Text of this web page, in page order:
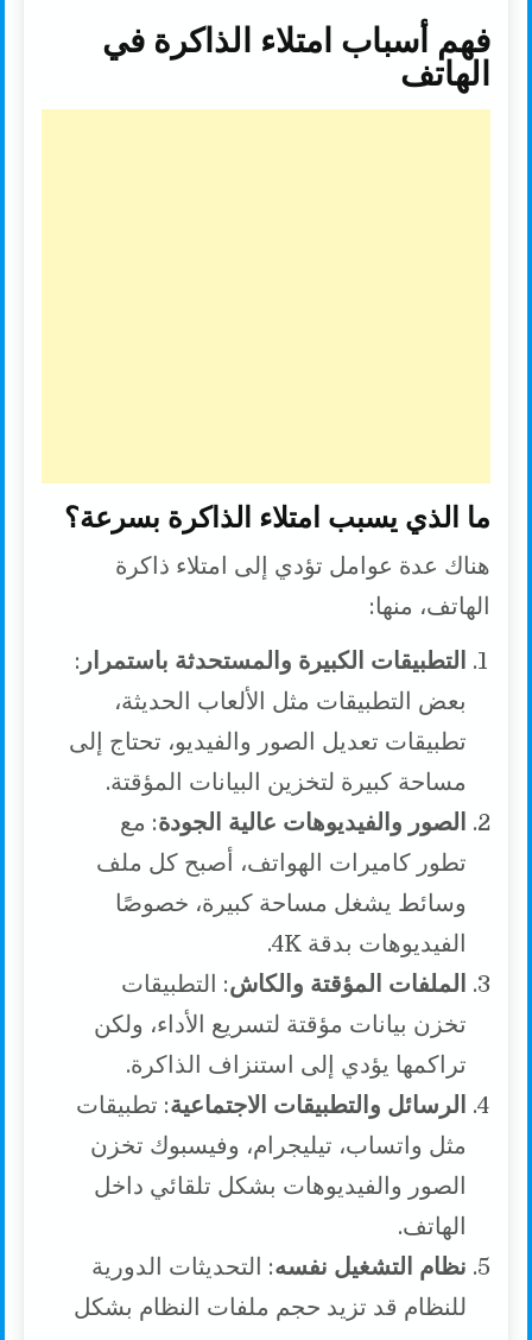
فهم أسباب امتلاء الذاكرة في
الهاتف
ما الذي يسبب امتلاء الذاكرة بسرعة؟
هناك عدة عوامل تؤدي إلى امتلاء ذاكرة
الهاتف، منها:
التطبيقات الكبيرة والمستحدثة باستمرار :
بعض التطبيقات مثل الألعاب الحديثة،
تطبيقات تعديل الصور والفيديو، تحتاج إلى
مساحة كبيرة لتخزين البيانات المؤقتة.
الصور والفيديوهات عالية الجودة: مع
تطور كاميرات الهواتف، أصبح كل ملف
وسائط يشغل مساحة كبيرة، خصوصًا
الفيديوهات بدقة 4K.
الملفات المؤقتة والكاش: التطبيقات
تخزن بيانات مؤقتة لتسريع الأداء، ولكن
تراكمها يؤدي إلى استنزاف الذاكرة.
الرسائل والتطبيقات الاجتماعية: تطبيقات
مثل واتساب، تيليجرام، وفيسبوك تخزن
الصور والفيديوهات بشكل تلقائي داخل
الهاتف.
نظام التشغيل نفسه: التحديثات الدورية
للنظام قد تزيد حجم ملفات النظام بشكل